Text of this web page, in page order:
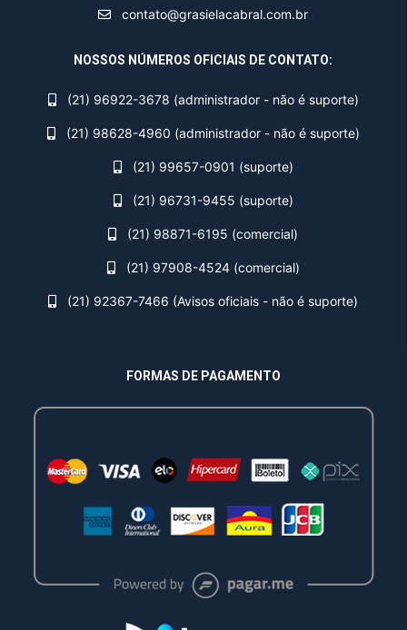
contato@grasielacabral.com.br
NOSSOS NÚMEROS OFICIAIS DE CONTATO:
(21) 96922-3678 (administrador - não é suporte)
(21) 98628-4960 (administrador - não é suporte)
(21) 99657-0901 (suporte)
(21) 96731-9455 (suporte)
(21) 98871-6195 (comercial)
(21) 97908-4524 (comercial)
(21) 92367-7466 (Avisos oficiais - não é suporte)
FORMAS DE PAGAMENTO